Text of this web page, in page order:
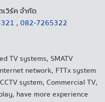
วิร์ค จำกัด
, 082-7265322
TV systems, SMATV
network, FTTx system
system, Commercial TV,
have more experience